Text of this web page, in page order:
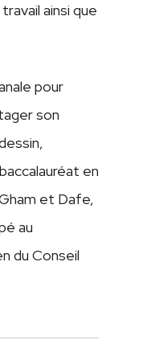
ainsi que
pour
son
en
et Dafe,
au
du Conseil